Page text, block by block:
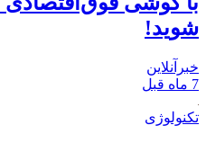
شوید!
خبرآنلاین
7 ماه قبل
تکنولوژی